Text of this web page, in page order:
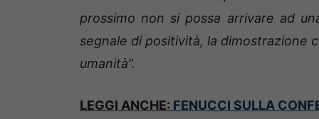
prossimo non si possa arrivare ad
segnale di positività, la dimostrazione
umanità”.
LEGGI ANCHE: FENUCCI SULLA